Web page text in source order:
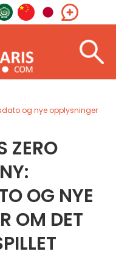
og nye opplysninger
ZERO
OG NYE
OM DET